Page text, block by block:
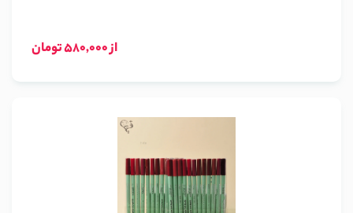
از 580,000 تومان